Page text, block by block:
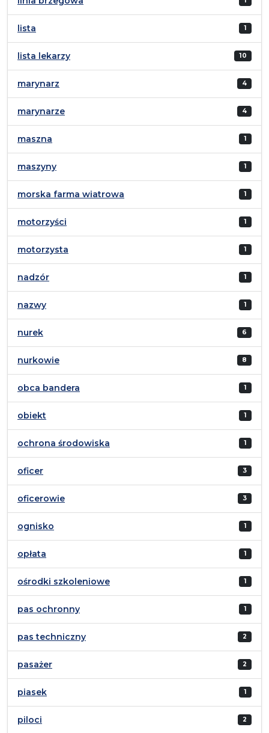
lista 1
lista lekarzy 10
marynarz 4
marynarze 4
maszna 1
maszyny 1
morska farma wiatrowa 1
motorzyści 1
motorzysta 1
nadzór 1
nazwy 1
nurek 6
nurkowie 8
obca bandera 1
obiekt 1
ochrona środowiska 1
oficer 3
oficerowie 3
ognisko 1
opłata 1
ośrodki szkoleniowe 1
pas ochronny 1
pas techniczny 2
pasażer 2
piasek 1
piloci 2